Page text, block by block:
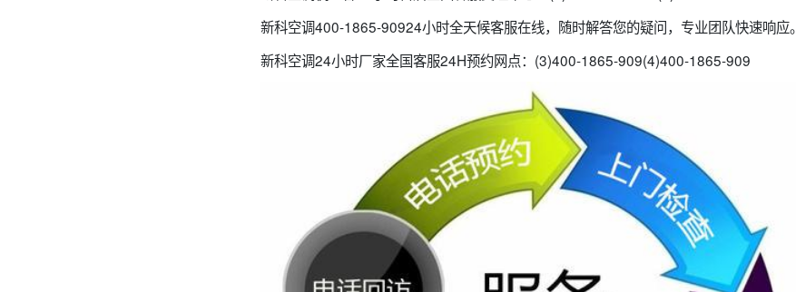
新科空调400-1865-90924小时全天候客服在线，随时解答您的疑问，专业团队快速响应。
新科空调24小时厂家全国客服24H预约网点：(3)400-1865-909(4)400-1865-909